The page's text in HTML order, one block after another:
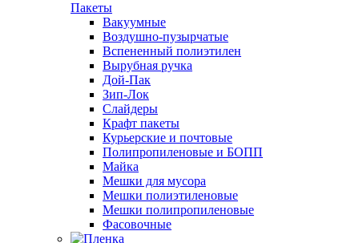
Пакеты
Вакуумные
Воздушно-пузырчатые
Вспененный полиэтилен
Вырубная ручка
Дой-Пак
Зип-Лок
Слайдеры
Крафт пакеты
Курьерские и почтовые
Полипропиленовые и БОПП
Майка
Мешки для мусора
Мешки полиэтиленовые
Мешки полипропиленовые
Фасовочные